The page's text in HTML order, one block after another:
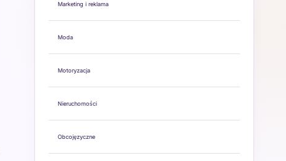
Marketing i reklama
Moda
Motoryzacja
Nieruchomości
Obcojęzyczne